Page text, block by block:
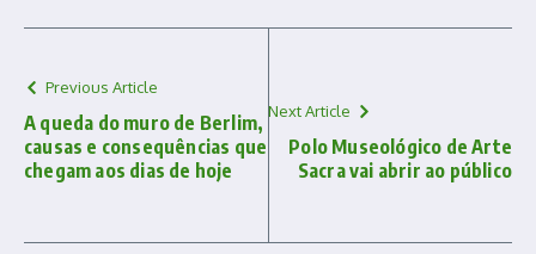
Previous Article
A queda do muro de Berlim,
causas e consequências que
chegam aos dias de hoje
Next Article
Polo Museológico de Arte
Sacra vai abrir ao público